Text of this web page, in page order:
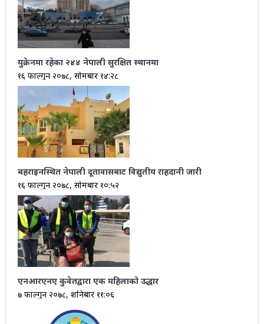
युक्रेनमा रहेका २४४ नेपाली सुरक्षित स्थानमा
१६ फाल्गुन २०७८, सोमबार १४:२८
बहराइनस्थित नेपाली दूतावासबाट विद्युतीय राहदानी जारी
१६ फाल्गुन २०७८, सोमबार १०:५२
एनआरएनए कुवेतद्वारा एक महिलाको उद्धार
७ फाल्गुन २०७८, शनिबार ११:०६